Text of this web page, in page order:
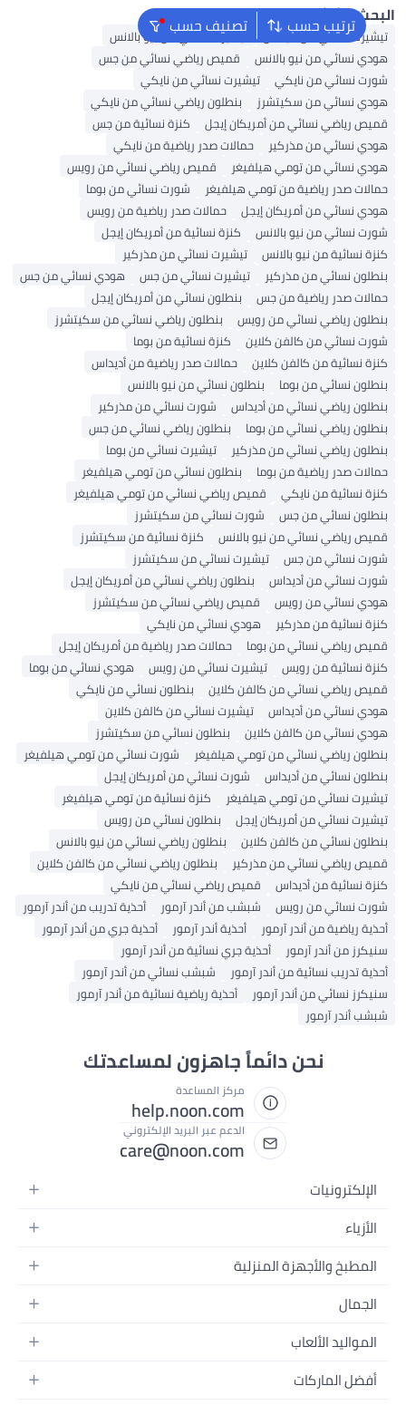
ترتيب حسب تصنيف حسب الشائع
نسائي من أديداس
تيشيرت نسائي من نيو بالانس
نسائي من نيو بالانس
قميص رياضي نسائي من جس
نسائي من نايكي
تيشيرت نسائي من نايكي
نسائي من سكيتشرز
بنطلون رياضي نسائي من نايكي
رياضي نسائي من أمريكان إيجل
كنزة نسائية من جس
نسائي من مذركير
حمالات صدر رياضية من نايكي
نسائي من تومي هيلفيغر
قميص رياضي نسائي من رويس
صدر رياضية من تومي هيلفيغر
شورت نسائي من بوما
نسائي من أمريكان إيجل
حمالات صدر رياضية من رويس
نسائي من نيو بالانس
كنزة نسائية من أمريكان إيجل
نسائية من نيو بالانس
تيشيرت نسائي من مذركير
نسائي من مذركير
تيشيرت نسائي من جس
هودي نسائي من جس
صدر رياضية من جس
بنطلون نسائي من أمريكان إيجل
رياضي نسائي من رويس
بنطلون رياضي نسائي من سكيتشرز
نسائي من كالفن كلاين
كنزة نسائية من بوما
نسائية من كالفن كلاين
حمالات صدر رياضية من أديداس
نسائي من بوما
بنطلون نسائي من نيو بالانس
رياضي نسائي من أديداس
شورت نسائي من مذركير
رياضي نسائي من بوما
بنطلون رياضي نسائي من جس
رياضي نسائي من مذركير
تيشيرت نسائي من بوما
صدر رياضية من بوما
بنطلون نسائي من تومي هيلفيغر
نسائية من نايكي
قميص رياضي نسائي من تومي هيلفيغر
نسائي من جس
شورت نسائي من سكيتشرز
رياضي نسائي من نيو بالانس
كنزة نسائية من سكيتشرز
نسائي من جس
تيشيرت نسائي من سكيتشرز
نسائي من أديداس
بنطلون رياضي نسائي من أمريكان إيجل
نسائي من رويس
قميص رياضي نسائي من سكيتشرز
نسائية من مذركير
هودي نسائي من نايكي
رياضي نسائي من بوما
حمالات صدر رياضية من أمريكان إيجل
نسائية من رويس
تيشيرت نسائي من رويس
هودي نسائي من بوما
رياضي نسائي من كالفن كلاين
بنطلون نسائي من نايكي
نسائي من أديداس
تيشيرت نسائي من كالفن كلاين
نسائي من كالفن كلاين
بنطلون نسائي من سكيتشرز
رياضي نسائي من تومي هيلفيغر
شورت نسائي من تومي هيلفيغر
نسائي من أديداس
شورت نسائي من أمريكان إيجل
نسائي من تومي هيلفيغر
كنزة نسائية من تومي هيلفيغر
نسائي من أمريكان إيجل
بنطلون نسائي من رويس
نسائي من كالفن كلاين
بنطلون رياضي نسائي من نيو بالانس
رياضي نسائي من مذركير
بنطلون رياضي نسائي من كالفن كلاين
نسائية من أديداس
قميص رياضي نسائي من نايكي
نسائي من رويس
شبشب من أندر آرمور
أحذية تدريب من أندر آرمور
رياضية من أندر آرمور
أحذية أندر آرمور
أحذية جري من أندر آرمور
من أندر آرمور
أحذية جري نسائية من أندر آرمور
تدريب نسائية من أندر آرمور
شبشب نسائي من أندر آرمور
نسائي من أندر آرمور
أحذية رياضية نسائية من أندر آرمور
أندر آرمور
نحن دائماً جاهزون لمساعدتك
مركز المساعدة
help.noon.com
الدعم عبر البريد الإلكتروني
care@noon.com
الإلكترونيات
الهواتف المتحركة
أجهزة الكمبيوتر المحمولة
أجهزة الكمبيوتر المكتبية
سماعات الرأس
الكاميرات والصور وتسجيل الفيديو
الأزياء
أزياء نسائية
أزياء الأطفال
العطور
المجوهرات
المطبخ والأجهزة المنزلية
الأجهزة الكبيرة
أثاث غرفة النوم
التخزين
الجمال
العطور
العناية بالشعر
المواليد الألعاب
الرضاعة والتغذية
أفضل الماركات